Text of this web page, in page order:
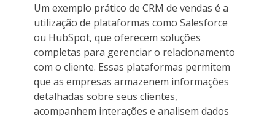
Um exemplo prático de CRM de vendas é a
utilização de plataformas como Salesforce
ou HubSpot, que oferecem soluções
completas para gerenciar o relacionamento
com o cliente. Essas plataformas permitem
que as empresas armazenem informações
detalhadas sobre seus clientes,
acompanhem interações e analisem dados